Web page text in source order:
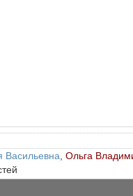
Васильевна Ольга